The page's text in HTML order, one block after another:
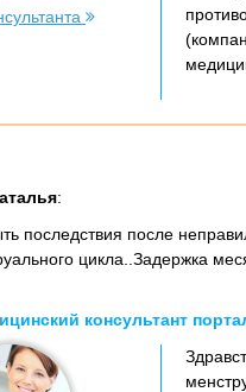
:
последствия после
цикла..Задержка
консультант